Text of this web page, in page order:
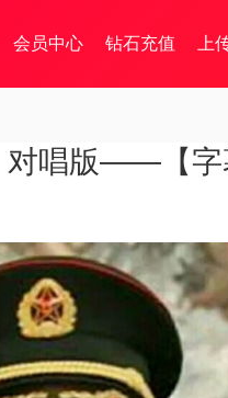
会员中心 钻石充值 上
对唱版——【字